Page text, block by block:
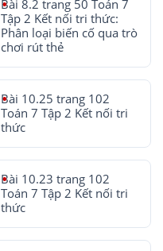
Bài 8.2 trang 50 Toán 7
Tập 2 Kết nối tri thức:
Phân loại biến cố qua trò
chơi rút thẻ
Bài 10.25 trang 102
Toán 7 Tập 2 Kết nối tri
thức
Bài 10.23 trang 102
Toán 7 Tập 2 Kết nối tri
thức